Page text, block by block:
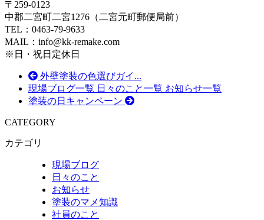
〒259-0123
中郡二宮町二宮1276（二宮元町郵便局前）
TEL：0463-79-9633
MAIL：info@kk-remake.com
※日・祝日定休日
外壁塗装の色選びガイ...
現場ブログ一覧 日々のこと一覧 お知らせ一覧
塗装の日キャンペーン
CATEGORY
カテゴリ
現場ブログ
日々のこと
お知らせ
塗装のマメ知識
社員のこと